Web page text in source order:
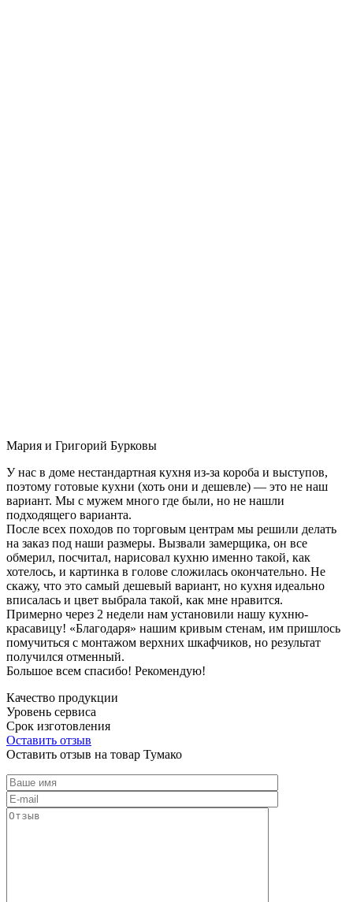
Мария и Григорий Бурковы
У нас в доме нестандартная кухня из-за короба и выступов,
поэтому готовые кухни (хоть они и дешевле) — это не наш
вариант. Мы с мужем много где были, но не нашли
подходящего варианта.
После всех походов по торговым центрам мы решили делать
на заказ под наши размеры. Вызвали замерщика, он все
обмерил, посчитал, нарисовал кухню именно такой, как
хотелось, и картинка в голове сложилась окончательно. Не
скажу, что это самый дешевый вариант, но кухня идеально
вписалась и цвет выбрала такой, как мне нравится.
Примерно через 2 недели нам установили нашу кухню-
красавицу! «Благодаря» нашим кривым стенам, им пришлось
помучиться с монтажом верхних шкафчиков, но результат
получился отменный.
Большое всем спасибо! Рекомендую!
Качество продукции
Уровень сервиса
Срок изготовления
Оставить отзыв
Оставить отзыв на товар Тумако